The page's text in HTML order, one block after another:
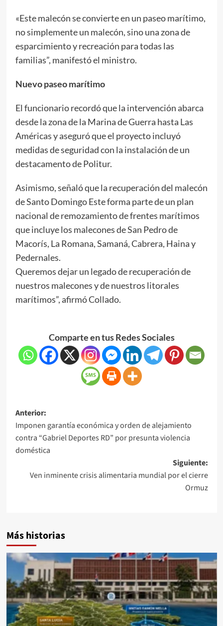
«Este malecón se convierte en un paseo marítimo,
no simplemente un malecón, sino una zona de
esparcimiento y recreación para todas las
familias”, manifestó el ministro.
Nuevo paseo marítimo
El funcionario recordó que la intervención abarca
desde la zona de la Marina de Guerra hasta Las
Américas y aseguró que el proyecto incluyó
medidas de seguridad con la instalación de un
destacamento de Politur.
Asimismo, señaló que la recuperación del malecón
de Santo Domingo Este forma parte de un plan
nacional de remozamiento de frentes marítimos
que incluye los malecones de San Pedro de
Macorís, La Romana, Samaná, Cabrera, Haina y
Pedernales.
Queremos dejar un legado de recuperación de
nuestros malecones y de nuestros litorales
marítimos”, afirmó Collado.
Comparte en tus Redes Sociales
Anterior:
Imponen garantía económica y orden de alejamiento
contra “Gabriel Deportes RD” por presunta violencia
doméstica
Siguiente:
Ven inminente crisis alimentaria mundial por el cierre
Ormuz
Más historias